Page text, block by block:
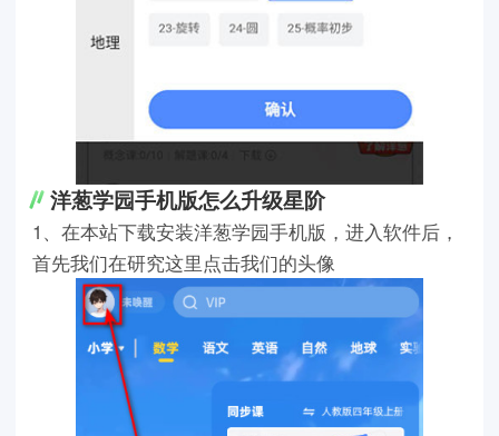
洋葱学园手机版怎么升级星阶
1、在本站下载安装洋葱学园手机版，进入软件后，
首先我们在研究这里点击我们的头像